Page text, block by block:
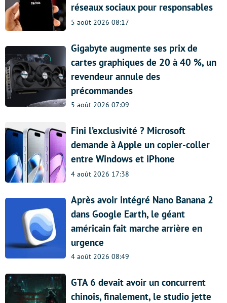
réseaux sociaux pour responsables
5 août 2026 08:17
Gigabyte augmente ses prix de
cartes graphiques de 20 à 40 %, un
revendeur annule des
précommandes
5 août 2026 07:09
Fini l’exclusivité ? Microsoft
demande à Apple un copier-coller
entre Windows et iPhone
4 août 2026 17:38
Après avoir intégré Nano Banana 2
dans Google Earth, le géant
américain fait marche arrière en
urgence
4 août 2026 08:49
GTA 6 devait avoir un concurrent
chinois, finalement, le studio jette